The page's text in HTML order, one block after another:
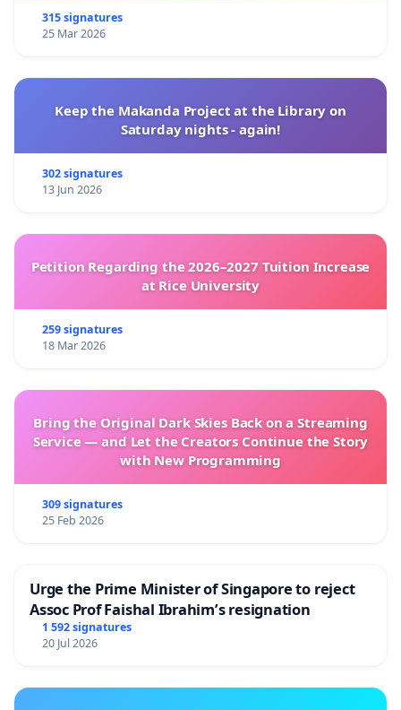
315 signatures
25 Mar 2026
Keep the Makanda Project at the Library on
Saturday nights - again!
302 signatures
13 Jun 2026
Petition Regarding the 2026–2027 Tuition Increase
at Rice University
259 signatures
18 Mar 2026
Bring the Original Dark Skies Back on a Streaming
Service — and Let the Creators Continue the Story
with New Programming
309 signatures
25 Feb 2026
Urge the Prime Minister of Singapore to reject
Assoc Prof Faishal Ibrahim’s resignation
1 592 signatures
20 Jul 2026